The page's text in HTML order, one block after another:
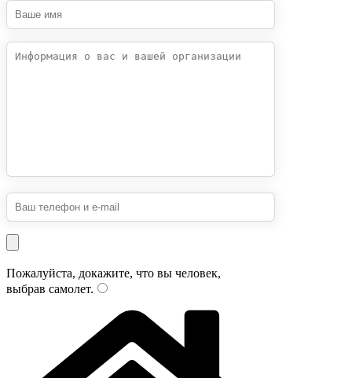
Пожалуйста, докажите, что вы человек,
выбрав самолет.